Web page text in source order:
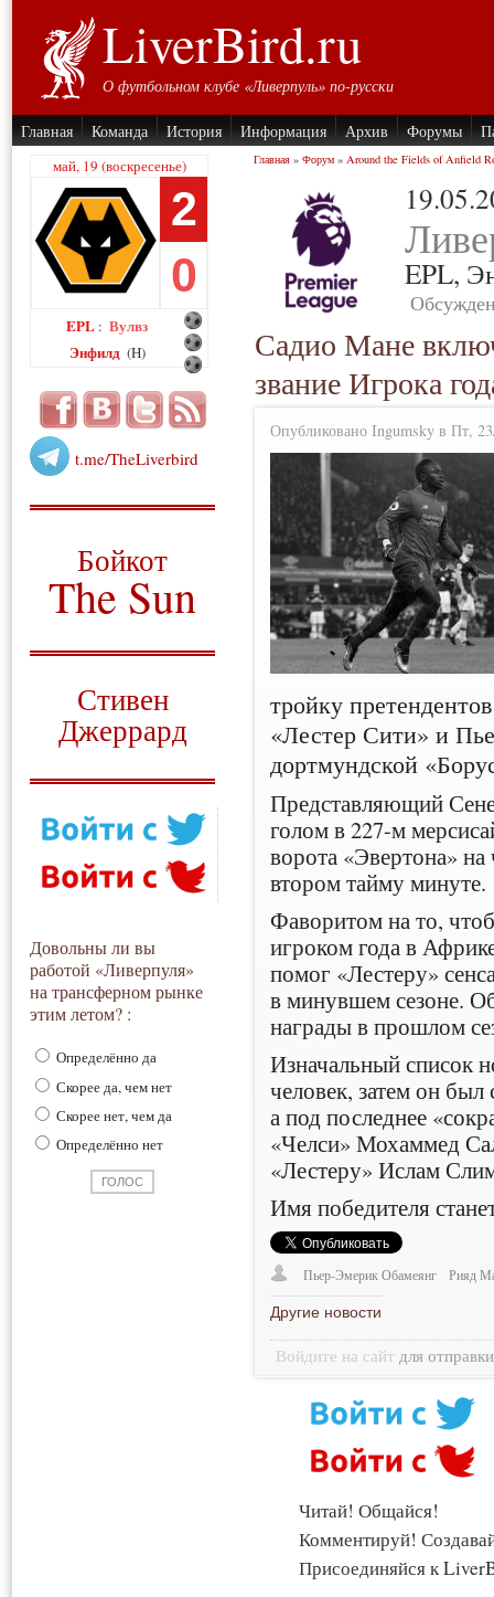
LiverBird.ru
О футбольном клубе «Ливерпуль» по-русски
Главная Команда История Информация Архив Форумы
май, 19 (воскресенье)
2
0
EPL : Вулвз
Энфилд (H)
t.me/TheLiverbird
Бойкот
The Sun
Стивен
Джеррард
Довольны ли вы
работой «Ливерпуля»
на трансферном рынке
этим летом? :
Определённо да
Скорее да, чем нет
Скорее нет, чем да
Определённо нет
Главная » Форум » Around the Fields of Anfield
EPL,
Садио Мане
звание Игрока
Опубликовано Ingumsky в Пт,
тройку
«Лестер Сити» и
дортмундской
Представляющий
голом в 227-м
ворота «Эвертона»
втором тайму минуте.
Фаворитом на то,
игроком года в
помог «Лестеру»
в минувшем сезоне.
награды в прошлом
Изначальный список
человек, затем он
а под последнее
«Челси» Мохаммед
«Лестеру» Ислам
Имя победителя
Пьер-Эмерик Обамеянг Рияд
Другие новости
Войдите на сайт для
Читай! Общайся!
Комментируй!
Присоединяйся к